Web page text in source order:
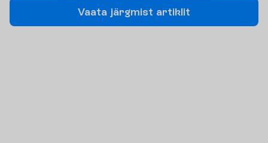
Vaata järgmist artiklit